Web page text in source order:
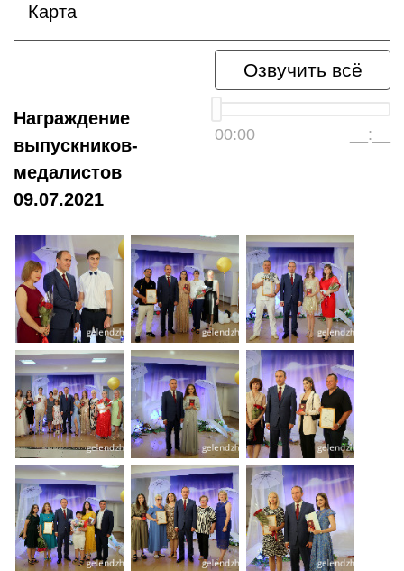
Карта
Озвучить всё
00:00 __:__
Награждение
выпускников-
медалистов
09.07.2021